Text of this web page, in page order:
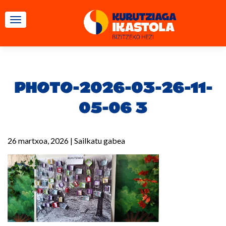
TOGGLE NAVIGATION
PHOTO-2026-03-26-11-
05-06 3
26 martxoa, 2026 | Sailkatu gabea